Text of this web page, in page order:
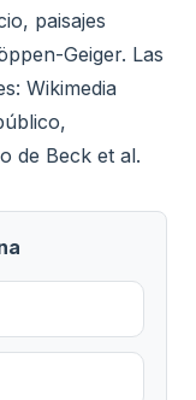
paisajes
Geiger. Las
Wikimedia
de Beck et al.